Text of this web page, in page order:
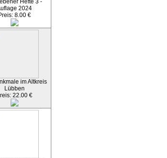
Hefte 3 -
2024
8.00 €
im Altkreis
Lübben
22.00 €